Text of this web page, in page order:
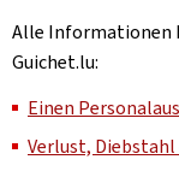
Alle Informationen
Guichet.lu:
Einen
Verlust, Diebstahl